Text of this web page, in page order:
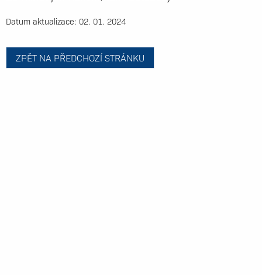
Datum aktualizace: 02. 01. 2024
ZPĚT NA PŘEDCHOZÍ STRÁNKU